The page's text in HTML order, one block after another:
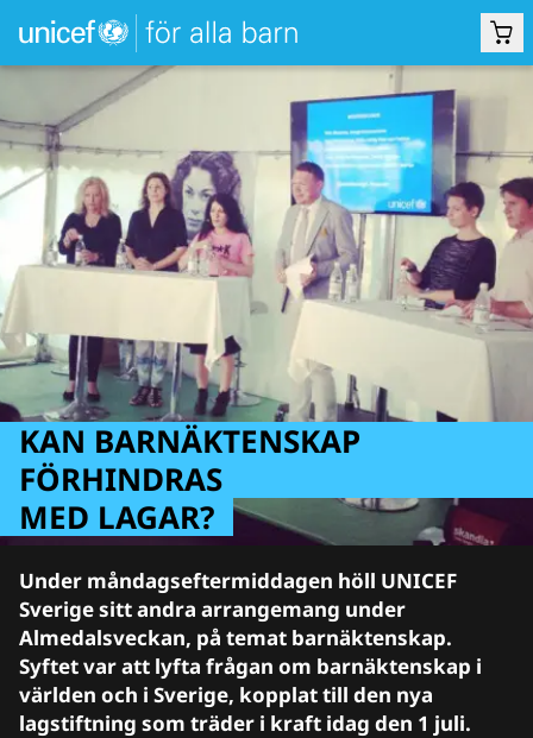
KAN BARNÄKTENSKAP
FÖRHINDRAS
MED LAGAR?
Under måndagseftermiddagen höll UNICEF
Sverige sitt andra arrangemang under
Almedalsveckan, på temat barnäktenskap.
Syftet var att lyfta frågan om barnäktenskap i
världen och i Sverige, kopplat till den nya
lagstiftning som träder i kraft idag den 1 juli.